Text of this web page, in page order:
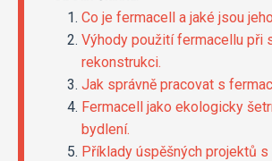
Co je fermacell a jaké jsou
Výhody použití fermacellu při
rekonstrukci.
Jak správně pracovat s
Fermacell jako ekologicky
bydlení.
Příklady úspěšných projektů